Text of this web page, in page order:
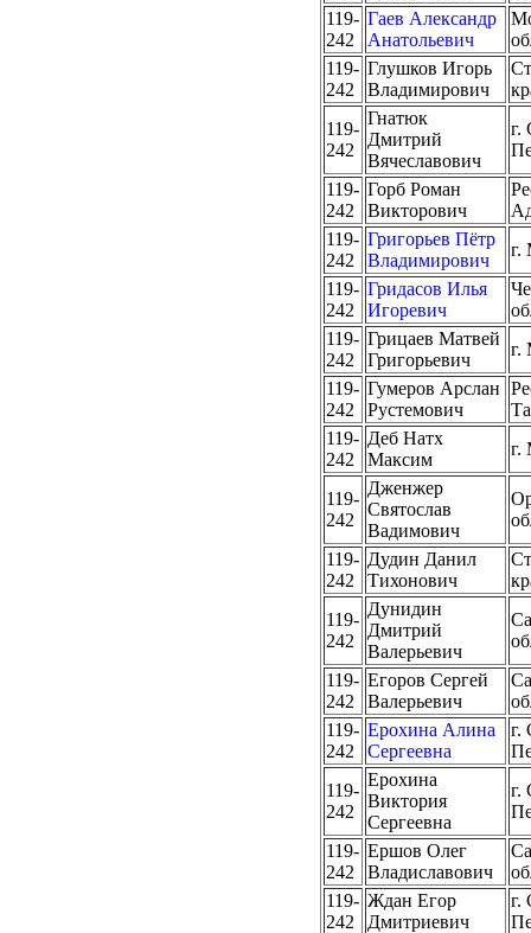
119-
242
Гаев Александр
Анатольевич
119-
242
Глушков Игорь
Владимирович
119-
242
Гнатюк
Дмитрий
Вячеславович
г.
119-
242
Горб Роман
Викторович
119-
242
Григорьев Пётр
Владимирович
г.
119-
242
Гридасов Илья
Игоревич
119-
242
Грицаев Матвей
Григорьевич
г.
119-
242
Гумеров Арслан
Рустемович
119-
242
Деб Натх
Максим
г.
119-
242
Дженжер
Святослав
Вадимович
119-
242
Дудин Данил
Тихонович
119-
242
Дунидин
Дмитрий
Валерьевич
119-
242
Егоров Сергей
Валерьевич
119-
242
Ерохина Алина
Сергеевна
г.
119-
242
Ерохина
Виктория
Сергеевна
г.
119-
242
Ершов Олег
Владиславович
119-
242
Ждан Егор
Дмитриевич
г.